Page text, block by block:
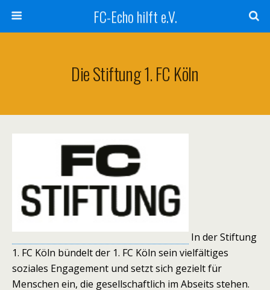
FC-Echo hilft e.V.
Die Stiftung 1. FC Köln
In der Stiftung
1. FC Köln bündelt der 1. FC Köln sein vielfältiges
soziales Engagement und setzt sich gezielt für
Menschen ein, die gesellschaftlich im Abseits stehen.